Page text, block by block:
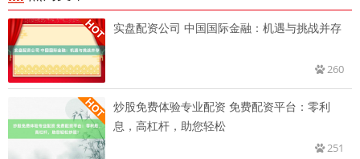
实盘配资公司 中国国际金融：机遇与挑战并存
260
炒股免费体验专业配资 免费配资平台：零利
息，高杠杆，助您轻松
251